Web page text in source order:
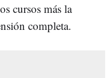
cursos más la
completa.